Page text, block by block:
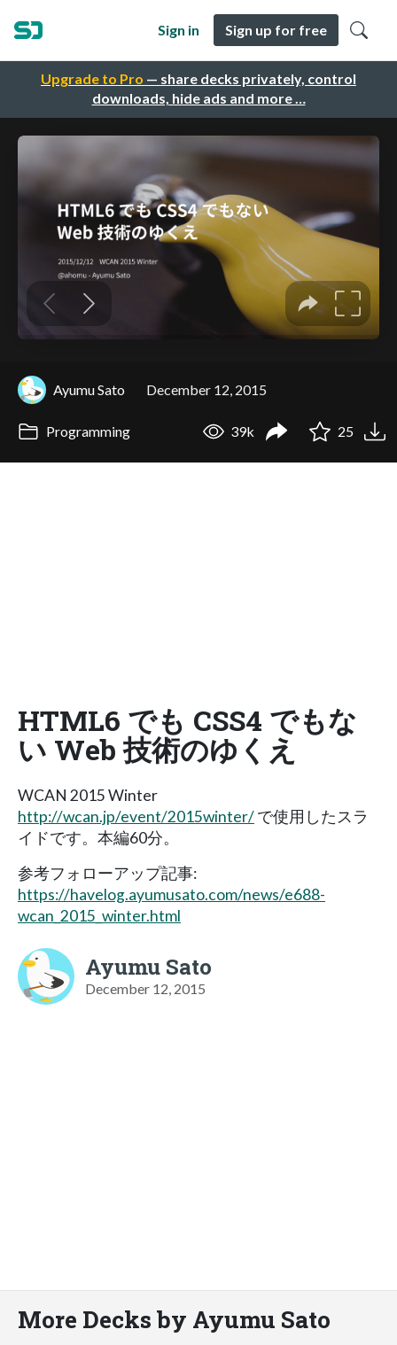
Upgrade to Pro — share decks privately, control
downloads, hide ads and more …
Sign in Sign up for free
Ayumu Sato December 12, 2015
Programming 39k 25
HTML6 でも CSS4 でもな
い Web 技術のゆくえ
WCAN 2015 Winter
http://wcan.jp/event/2015winter/で使用したスラ
イドです。本編60分。
参考フォローアップ記事:
https://havelog.ayumusato.com/news/e688-
wcan_2015_winter.html
Ayumu Sato
December 12, 2015
More Decks by Ayumu Sato